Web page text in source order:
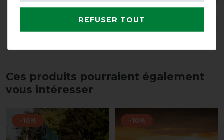
DÉTAILS SUR LA SÉCURITÉ DES PRODUITS
Ces produits pourraient également
vous intéresser
-10% -10%
REFUSER TOUT